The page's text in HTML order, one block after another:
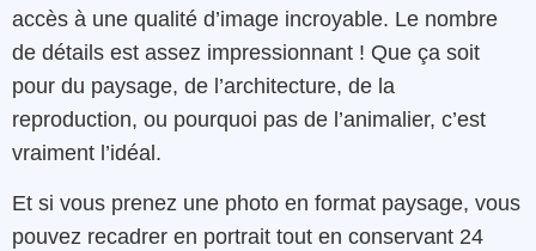
accès à une qualité d’image incroyable. Le nombre
de détails est assez impressionnant ! Que ça soit
pour du paysage, de l’architecture, de la
reproduction, ou pourquoi pas de l’animalier, c’est
vraiment l’idéal.
Et si vous prenez une photo en format paysage, vous
pouvez recadrer en portrait tout en conservant 24